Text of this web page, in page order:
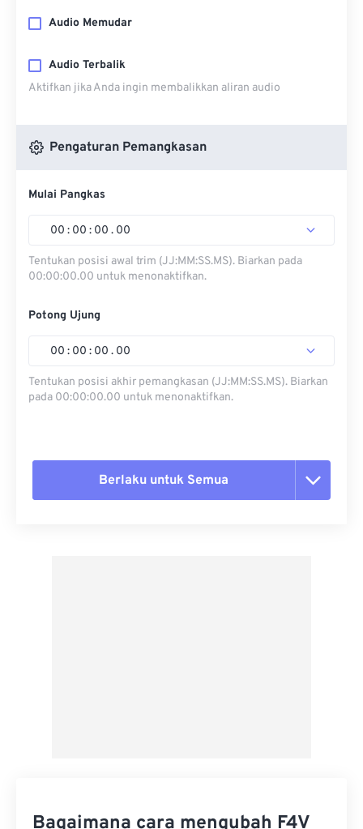
Audio Memudar
Audio Terbalik
Aktifkan jika Anda ingin membalikkan aliran audio
Pengaturan Pemangkasan
Mulai Pangkas
00 : 00 : 00 . 00
Tentukan posisi awal trim (JJ:MM:SS.MS). Biarkan pada
00:00:00.00 untuk menonaktifkan.
Potong Ujung
00 : 00 : 00 . 00
Tentukan posisi akhir pemangkasan (JJ:MM:SS.MS). Biarkan
pada 00:00:00.00 untuk menonaktifkan.
Berlaku untuk Semua
Bagaimana cara mengubah F4V